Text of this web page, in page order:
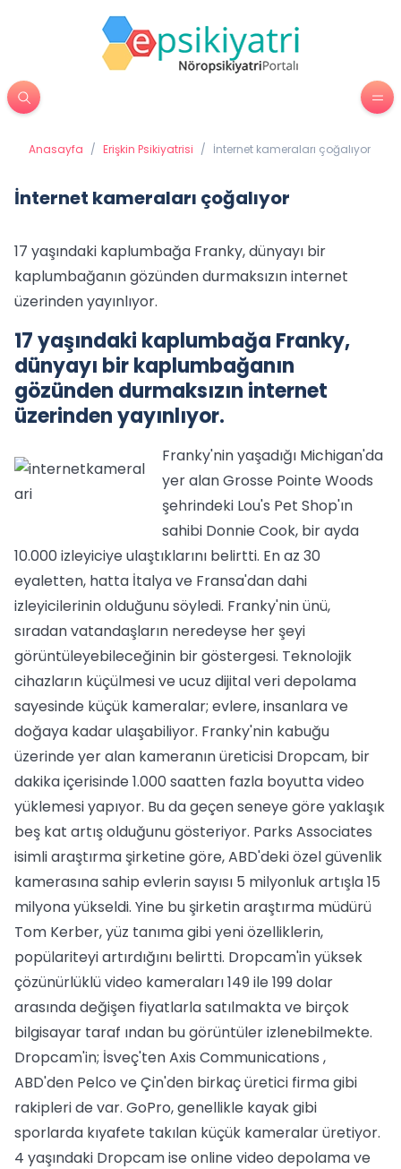
Anasayfa / Erişkin Psikiyatrisi / İnternet kameraları çoğalıyor
İnternet kameraları çoğalıyor
17 yaşındaki kaplumbağa Franky, dünyayı bir
kaplumbağanın gözünden durmaksızın internet
üzerinden yayınlıyor.
17 yaşındaki kaplumbağa Franky,
dünyayı bir kaplumbağanın
gözünden durmaksızın internet
üzerinden yayınlıyor.
Franky'nin yaşadığı Michigan'da
yer alan Grosse Pointe Woods
şehrindeki Lou's Pet Shop'ın
sahibi Donnie Cook, bir ayda
10.000 izleyiciye ulaştıklarını belirtti. En az 30
eyaletten, hatta İtalya ve Fransa'dan dahi
izleyicilerinin olduğunu söyledi. Franky'nin ünü,
sıradan vatandaşların neredeyse her şeyi
görüntüleyebileceğinin bir göstergesi. Teknolojik
cihazların küçülmesi ve ucuz dijital veri depolama
sayesinde küçük kameralar; evlere, insanlara ve
doğaya kadar ulaşabiliyor. Franky'nin kabuğu
üzerinde yer alan kameranın üreticisi Dropcam, bir
dakika içerisinde 1.000 saatten fazla boyutta video
yüklemesi yapıyor. Bu da geçen seneye göre yaklaşık
beş kat artış olduğunu gösteriyor. Parks Associates
isimli araştırma şirketine göre, ABD'deki özel güvenlik
kamerasına sahip evlerin sayısı 5 milyonluk artışla 15
milyona yükseldi. Yine bu şirketin araştırma müdürü
Tom Kerber, yüz tanıma gibi yeni özelliklerin,
popülariteyi artırdığını belirtti. Dropcam'in yüksek
çözünürlüklü video kameraları 149 ile 199 dolar
arasında değişen fiyatlarla satılmakta ve birçok
bilgisayar taraf ından bu görüntüler izlenebilmekte.
Dropcam'in; İsveç'ten Axis Communications ,
ABD'den Pelco ve Çin'den birkaç üretici firma gibi
rakipleri de var. GoPro, genellikle kayak gibi
sporlarda kıyafete takılan küçük kameralar üretiyor.
4 yaşındaki Dropcam ise online video depolama ve